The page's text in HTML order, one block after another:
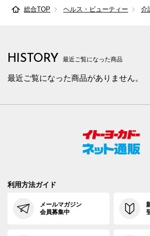
総合TOP ヘルス・ビューティー 介
HISTORY 最近ご覧になった商品
最近ご覧になった商品がありません。
利用方法ガイド
メールマガジン
会員募集中